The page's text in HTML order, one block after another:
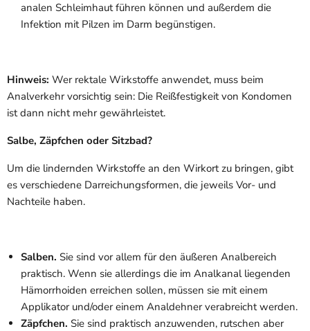
analen Schleimhaut führen können und außerdem die
Infektion mit Pilzen im Darm begünstigen.
Hinweis: Wer rektale Wirkstoffe anwendet, muss beim
Analverkehr vorsichtig sein: Die Reißfestigkeit von Kondomen
ist dann nicht mehr gewährleistet.
Salbe, Zäpfchen oder Sitzbad?
Um die lindernden Wirkstoffe an den Wirkort zu bringen, gibt
es verschiedene Darreichungsformen, die jeweils Vor- und
Nachteile haben.
Salben. Sie sind vor allem für den äußeren Analbereich
praktisch. Wenn sie allerdings die im Analkanal liegenden
Hämorrhoiden erreichen sollen, müssen sie mit einem
Applikator und/oder einem Analdehner verabreicht werden.
Zäpfchen. Sie sind praktisch anzuwenden, rutschen aber